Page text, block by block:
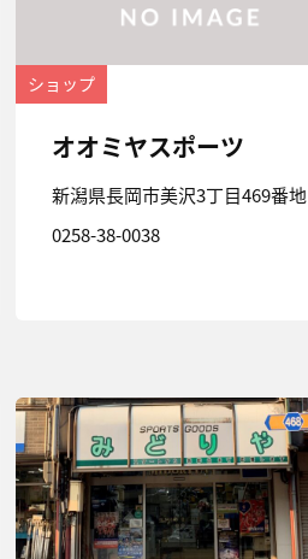
ショップ
オオミヤスポーツ
新潟県長岡市美沢3丁目469番地
0258-38-0038